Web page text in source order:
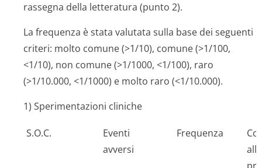
rassegna della letteratura (punto 2).
La frequenza è stata valutata sulla base dei seguenti
criteri: molto comune (>1/10), comune (>1/100,
<1/10), non comune (>1/1000, <1/100), raro
(>1/10.000, <1/1000) e molto raro (<1/10.000).
1) Sperimentazioni cliniche
S.O.C.
Eventi
avversi
Frequenza
alla